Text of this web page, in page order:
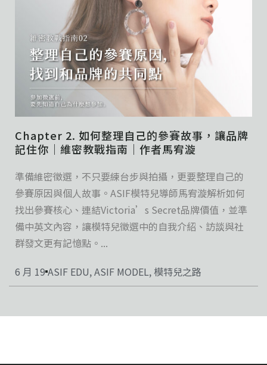
Chapter 2. 如何整理自己的參賽故事，讓品牌
記住你｜維密教戰指南｜作者馬宥漩
準備維密徵選，不只要練台步與拍攝，更要整理自己的
參賽原因與個人故事。ASIF模特兒導師馬宥漩解析如何
找出參賽核心、連結Victoria’s Secret品牌價值，並準
備中英文內容，讓模特兒徵選中的自我介紹、訪談與社
群發文更有記憶點。...
6 月 19 ASIF EDU,ASIF MODEL,模特兒之路